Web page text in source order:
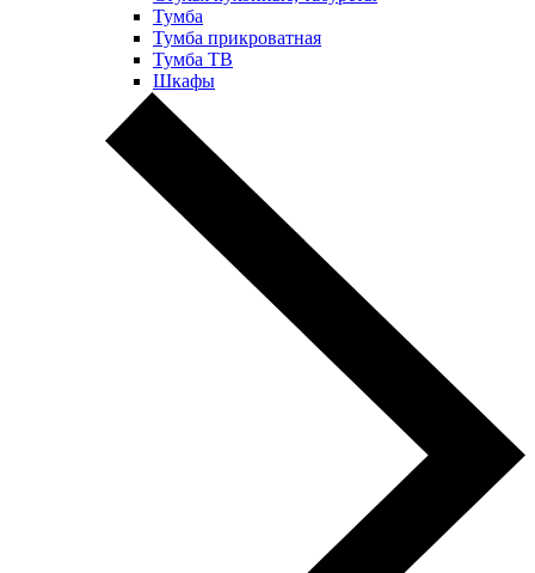
Тумба
Тумба прикроватная
Тумба ТВ
Шкафы